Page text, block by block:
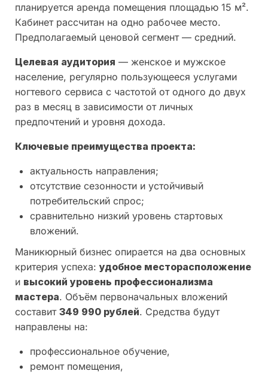
планируется аренда помещения площадью 15 м².
Кабинет рассчитан на одно рабочее место.
Предполагаемый ценовой сегмент — средний.
Целевая аудитория — женское и мужское
население, регулярно пользующееся услугами
ногтевого сервиса с частотой от одного до двух
раз в месяц в зависимости от личных
предпочтений и уровня дохода.
Ключевые преимущества проекта:
актуальность направления;
отсутствие сезонности и устойчивый
потребительский спрос;
сравнительно низкий уровень стартовых
вложений.
Маникюрный бизнес опирается на два основных
критерия успеха: удобное месторасположение
и высокий уровень профессионализма
мастера. Объём первоначальных вложений
составит 349 990 рублей. Средства будут
направлены на:
профессиональное обучение,
ремонт помещения,